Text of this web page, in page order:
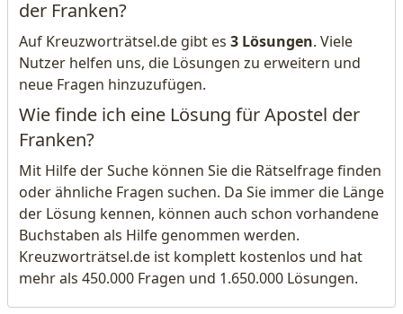
der Franken?
Auf Kreuzworträtsel.de gibt es 3 Lösungen. Viele
Nutzer helfen uns, die Lösungen zu erweitern und
neue Fragen hinzuzufügen.
Wie finde ich eine Lösung für Apostel der
Franken?
Mit Hilfe der Suche können Sie die Rätselfrage finden
oder ähnliche Fragen suchen. Da Sie immer die Länge
der Lösung kennen, können auch schon vorhandene
Buchstaben als Hilfe genommen werden.
Kreuzworträtsel.de ist komplett kostenlos und hat
mehr als 450.000 Fragen und 1.650.000 Lösungen.